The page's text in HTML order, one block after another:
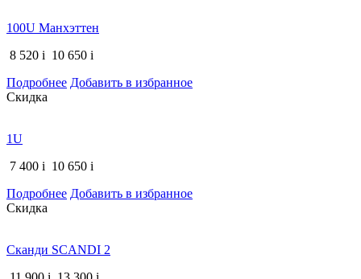
100U Манхэттен
8 520 i 10 650 i
Подробнее Добавить в избранное
Скидка
1U
7 400 i 10 650 i
Подробнее Добавить в избранное
Скидка
Сканди SCANDI 2